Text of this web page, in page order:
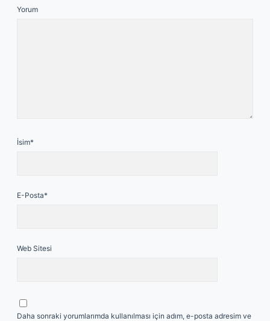
Yorum
İsim*
E-Posta*
Web Sitesi
Daha sonraki yorumlarımda kullanılması için adım, e-posta adresim ve